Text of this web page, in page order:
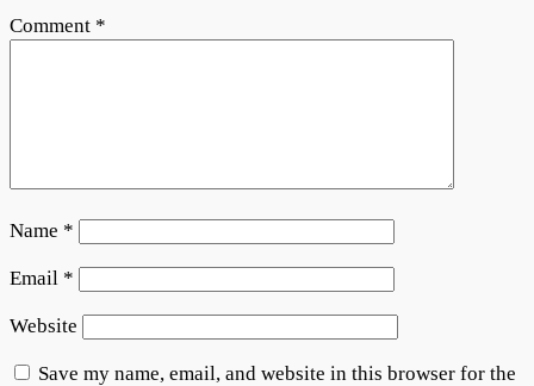
Comment *
Name *
Email *
Website
Save my name, email, and website in this browser for the